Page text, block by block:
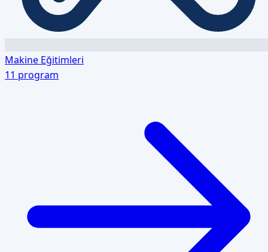
Makine Eğitimleri
11 program